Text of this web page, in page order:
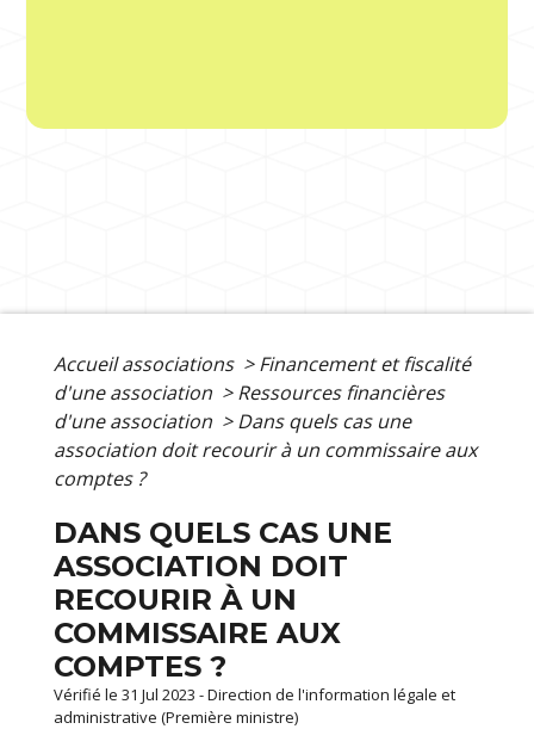
Accueil associations > Financement et fiscalité
d'une association > Ressources financières
d'une association > Dans quels cas une
association doit recourir à un commissaire aux
comptes ?
DANS QUELS CAS UNE
ASSOCIATION DOIT
RECOURIR À UN
COMMISSAIRE AUX
COMPTES ?
Vérifié le 31 Jul 2023 - Direction de l'information légale et
administrative (Première ministre)